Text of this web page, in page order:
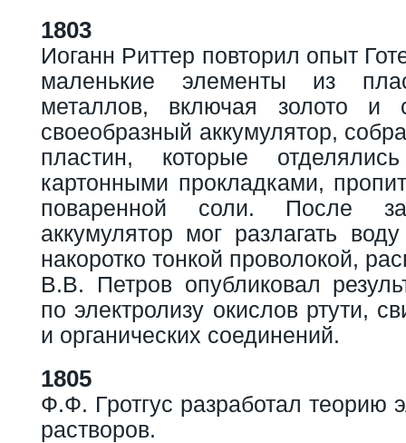
1803
Иоганн Риттер повторил опыт
маленькие элементы из
металлов, включая золото и
своеобразный аккумулятор,
пластин, которые
картонными прокладками,
поваренной соли. После
аккумулятор мог разлагать
накоротко тонкой проволокой,
В.В. Петров опубликовал
по электролизу окислов ртути,
и органических соединений.
1805
Ф.Ф. Гротгус разработал теорию
растворов.